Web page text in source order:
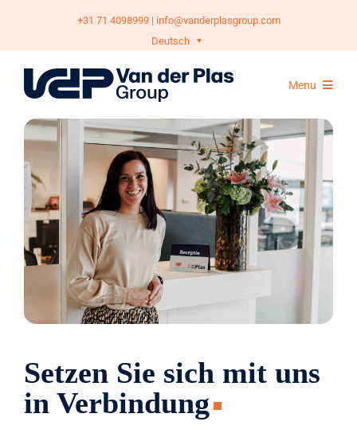
content
+31 71 4098999| info@vanderplasgroup.com
Deutsch
Menu
Geschäftsbereiche
Nachhaltigkeit
Jobs
Über uns
Setzen Sie sich mit uns
in Verbindung